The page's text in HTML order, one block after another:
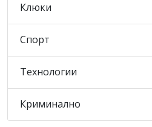
Клюки
Спорт
Технологии
Криминално